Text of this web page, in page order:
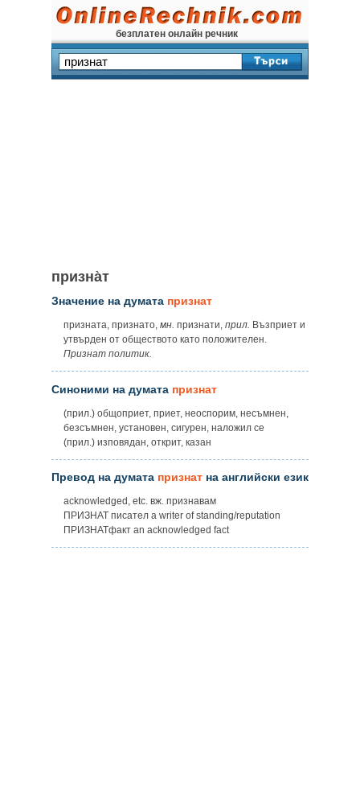
безплатен онлайн речник
призна̀т
Значение на думата признат
призната, признато, мн. признати, прил. Възприет и
утвърден от обществото като положителен.
Признат политик.
Синоними на думата признат
(прил.) общоприет, приет, неоспорим, несъмнен,
безсъмнен, установен, сигурен, наложил се
(прил.) изповядан, открит, казан
Превод на думата признат на английски език
acknowledged, etc. вж. признавам
ПРИЗНАТ писател а writer of standing/reputation
ПРИЗНАТфакт an acknowledged fact